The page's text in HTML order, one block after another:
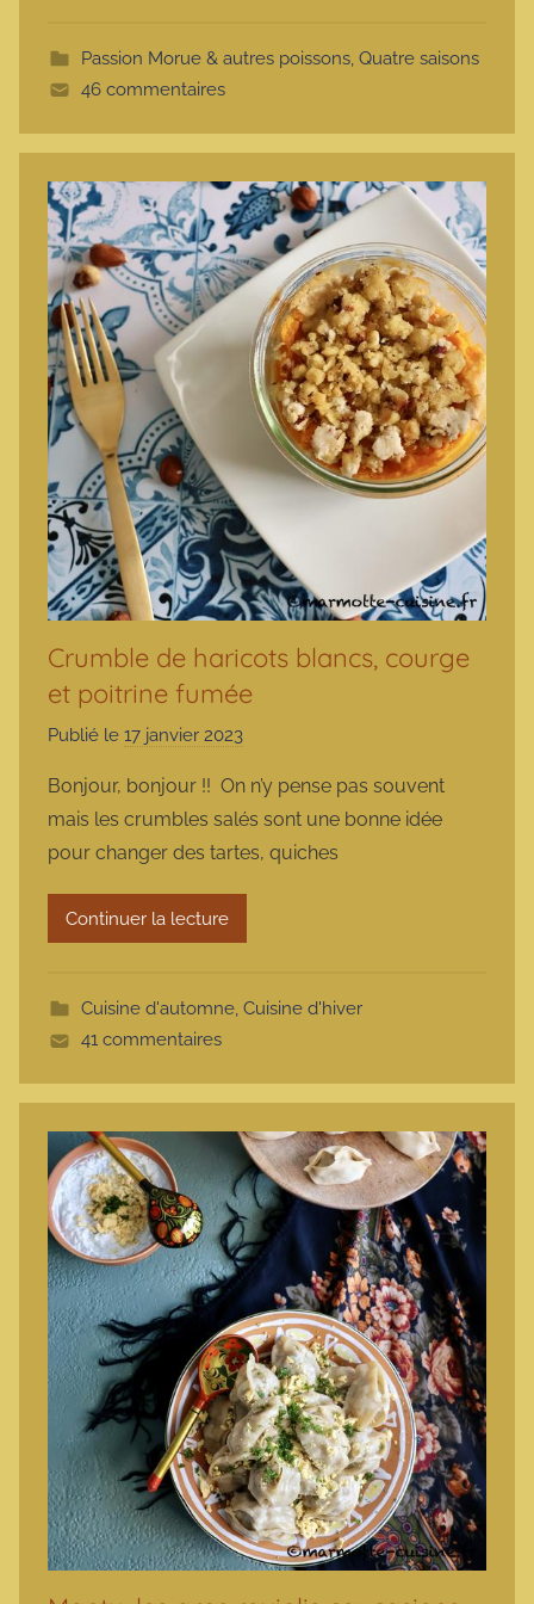
t
e
Passion Morue & autres poissons, Quatre saisons
46 commentaires
Crumble de haricots blancs, courge
et poitrine fumée
Publié le 17 janvier 2023
r
m
a
r
t
Bonjour, bonjour !! On n’y pense pas souvent
mais les crumbles salés sont une bonne idée
pour changer des tartes, quiches
Continuer la lecture
Cuisine d'automne, Cuisine d'hiver
41 commentaires